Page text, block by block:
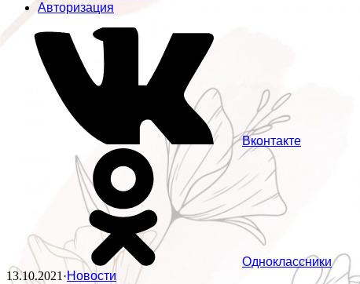
Авторизация
Вконтакте
Одноклассники
13.10.2021·Новости